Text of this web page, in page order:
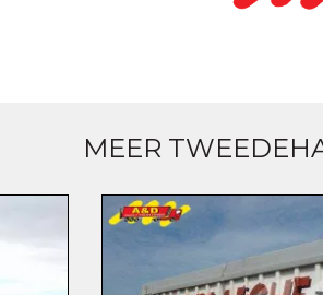
MEER